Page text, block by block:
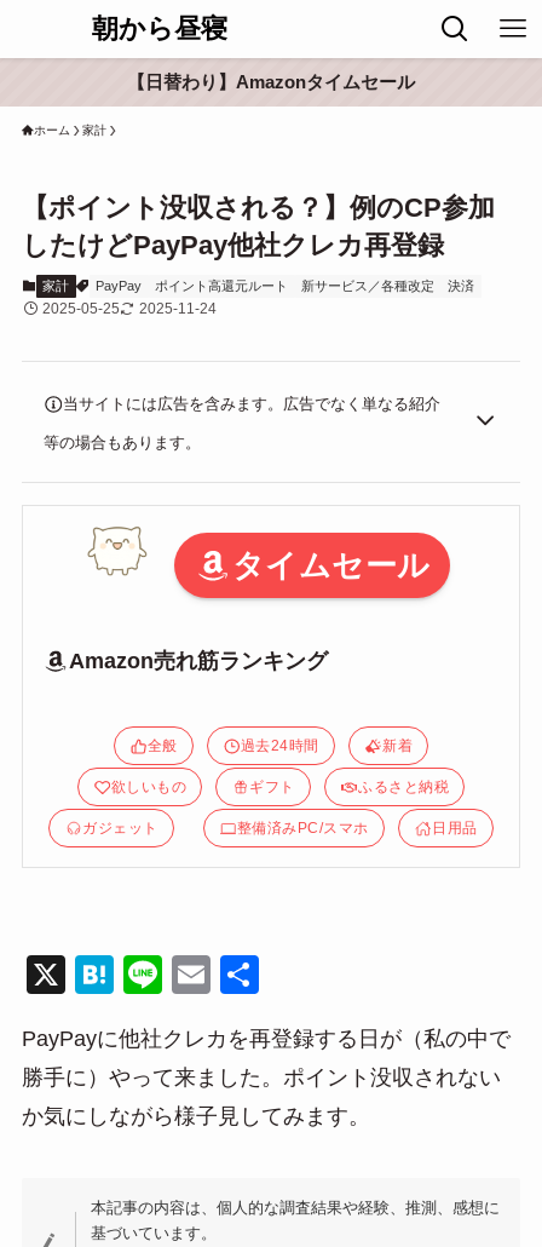
朝から昼寝
【日替わり】Amazonタイムセール
ホーム 家計
【ポイント没収される？】例のCP参加
したけどPayPay他社クレカ再登録
家計 PayPay ポイント高還元ルート 新サービス／各種改定 決済
2025-05-25 2025-11-24
当サイトには広告を含みます。広告でなく単なる紹介
等の場合もあります。
タイムセール
Amazon売れ筋ランキング
全般 過去24時間 新着
欲しいもの ギフト ふるさと納税
ガジェット 整備済みPC/スマホ 日用品
X
H
e
n
a
Li
e
E
ail
PayPayに他社クレカを再登録する日が（私の中で
勝手に）やって来ました。ポイント没収されない
か気にしながら様子見してみます。
本記事の内容は、個人的な調査結果や経験、推測、感想に
基づいています。